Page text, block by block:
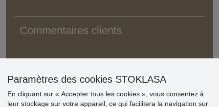
Commentaires clients
Paramètres des cookies STOKLASA
En cliquant sur « Accepter tous les cookies », vous consentez à
leur stockage sur votre appareil, ce qui facilitera la navigation sur